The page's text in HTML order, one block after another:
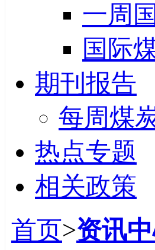
一周
国际
期刊报告
每周煤
热点专题
相关政策
首页>资讯